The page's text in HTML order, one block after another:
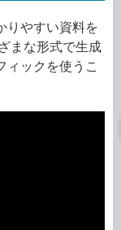
りやすい資料を
まな形式で生成
ィックを使うこ